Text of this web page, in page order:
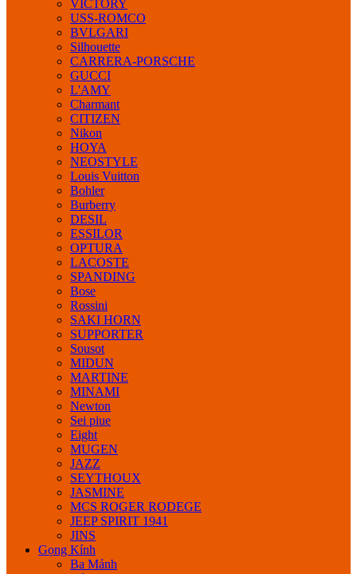
VICTORY
USS-ROMCO
BVLGARI
Silhouette
CARRERA-PORSCHE
GUCCI
L'AMY
Charmant
CITIZEN
Nikon
HOYA
NEOSTYLE
Louis Vuitton
Bohler
Burberry
DESIL
ESSILOR
OPTURA
LACOSTE
SPANDING
Bose
Rossini
SAKI HORN
SUPPORTER
Sousot
MIDUN
MARTINE
MINAMI
Newton
Sei piue
Eight
MUGEN
JAZZ
SEYTHOUX
JASMINE
MCS ROGER RODEGE
JEEP SPIRIT 1941
JINS
Gọng Kính
Ba Mảnh